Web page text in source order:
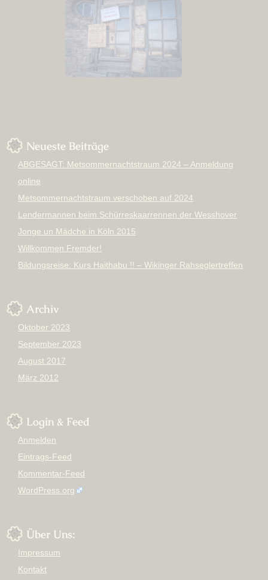
Neueste Beiträge
ABGESAGT: Metsommernachtstraum 2024 – Anmeldung
online
Metsommernachtstraum verschoben auf 2024
Lendermannen beim Schürreskaarrennen der Wesshover
Jonge un Mädche in Köln 2015
Willkommen Fremder!
Bildungsreise: Kurs Haithabu !! – Wikinger Rahseglertreffen
Archiv
Oktober 2023
September 2023
August 2017
März 2012
Login & Feed
Anmelden
Eintrags-Feed
Kommentar-Feed
WordPress.org
Über Uns:
Impressum
Kontakt